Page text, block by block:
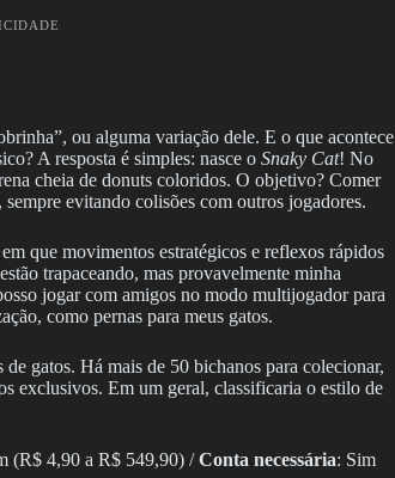
ou alguma variação dele. E o que acontece
A resposta é simples: nasce o Snaky Cat! No
cheia de donuts coloridos. O objetivo? Comer
evitando colisões com outros jogadores.
que movimentos estratégicos e reflexos rápidos
trapaceando, mas provavelmente minha
jogar com amigos no modo multijogador para
como pernas para meus gatos.
gatos. Há mais de 50 bichanos para colecionar,
exclusivos. Em um geral, classificaria o estilo de
(R$ 4,90 a R$ 549,90) /Conta necessária: Sim